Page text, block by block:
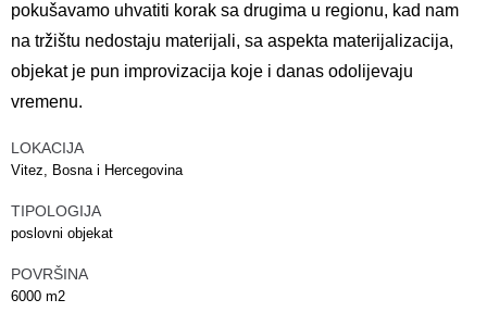
pokušavamo uhvatiti korak sa drugima u regionu, kad nam
na tržištu nedostaju materijali, sa aspekta materijalizacija,
objekat je pun improvizacija koje i danas odolijevaju
vremenu.
LOKACIJA
Vitez, Bosna i Hercegovina
TIPOLOGIJA
poslovni objekat
POVRŠINA
6000 m2